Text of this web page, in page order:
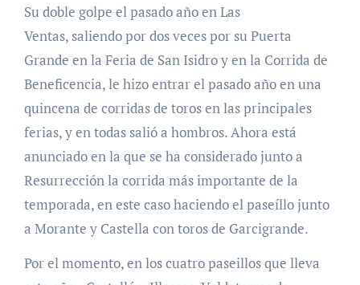
Su doble golpe el pasado año en Las
Ventas, saliendo por dos veces por su Puerta
Grande en la Feria de San Isidro y en la Corrida de
Beneficencia, le hizo entrar el pasado año en una
quincena de corridas de toros en las principales
ferias, y en todas salió a hombros. Ahora está
anunciado en la que se ha considerado junto a
Resurrección la corrida más importante de la
temporada, en este caso haciendo el paseíllo junto
a Morante y Castella con toros de Garcigrande.
Por el momento, en los cuatro paseillos que lleva